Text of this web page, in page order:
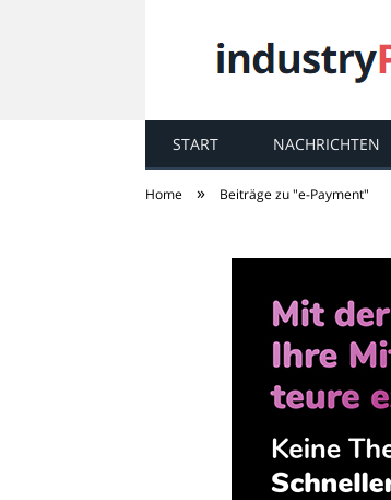
industryPRESS
START NACHRICHTEN
Home » Beiträge zu "e-Payment"